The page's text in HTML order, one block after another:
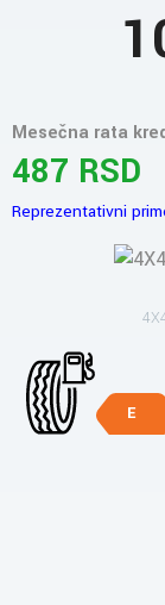
Mesečna rata
487 RSD
Reprezentativni
E